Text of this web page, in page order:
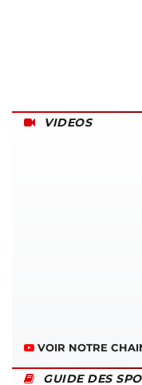
VIDEOS
VOIR NOTRE
GUIDE DES